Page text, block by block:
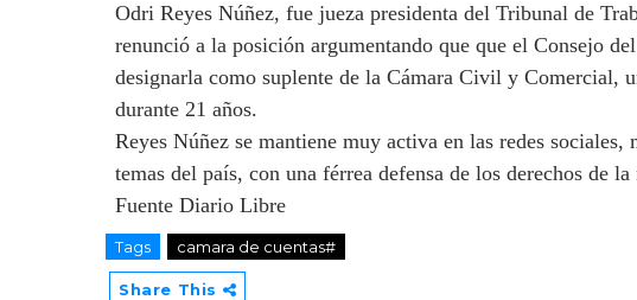
Odri Reyes Núñez, fue jueza presidenta del Tribunal de
renunció a la posición argumentando que que el Consejo
designarla como suplente de la Cámara Civil y Comercial,
durante 21 años.
Reyes Núñez se mantiene muy activa en las redes
temas del país, con una férrea defensa de los derechos de
Fuente Diario Libre
Tags camara de cuentas#
Share This